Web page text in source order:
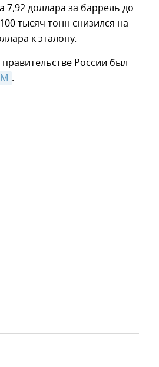
доллара за баррель до
тысяч тонн снизился на
к эталону.
России был
.